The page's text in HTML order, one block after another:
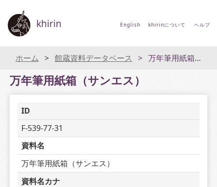
khirin English khirinについて ヘルプ
ホーム 館蔵資料データベース 万年筆用紙箱（サンエス）
万年筆用紙箱（サンエス）
ID
F-539-77-31
資料名
万年筆用紙箱（サンエス）
資料名カナ